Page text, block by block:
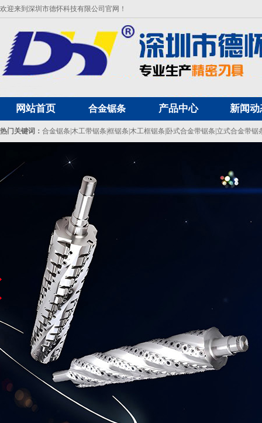
欢迎来到深圳市德怀科技有限公司官网！
网站首页 合金锯条 产品中心 新闻动
热门关键词： 合金锯条 木工带锯条 框锯条 木工框锯条 卧式合金带锯条 立式合金带锯